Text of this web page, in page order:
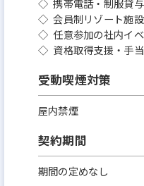
◇ 携帯電話・制服貸与
◇ 会員制リゾート施
◇ 任意参加の社内イ
◇ 資格取得支援・手
受動喫煙対策
屋内禁煙
契約期間
期間の定めなし